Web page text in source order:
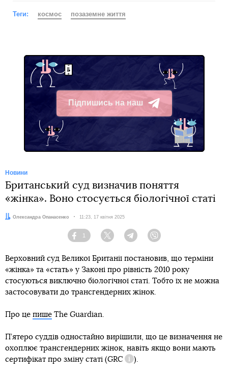
Теги: космос позаземне життя
Підпишись на наш
Telegram
Новини
Британський суд визначив поняття
«жінка». Воно стосується біологічної статі
Автор:
Олександра Опанасенко Дата:
11:23, 17 квітня 2025
Facebook
1
Twitter TelegramViber
Верховний суд Великої Британії постановив, що терміни
«жінка» та «стать» у Законі про рівність 2010 року
стосуються виключно біологічної статі. Тобто їх не можна
застосовувати до трансгендерних жінок.
Про це пише The Guardian.
П’ятеро суддів одностайно вирішили, що це визначення не
охоплює трансгендерних жінок, навіть якщо вони мають
сертифікат про зміну статі (GRC
Довідка
).